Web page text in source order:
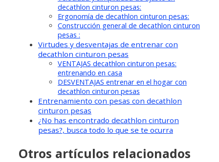
decathlon cinturon pesas:
Ergonomía de decathlon cinturon pesas:
Construcción general de decathlon cinturon
pesas :
Virtudes y desventajas de entrenar con
decathlon cinturon pesas
VENTAJAS decathlon cinturon pesas:
entrenando en casa
DESVENTAJAS entrenar en el hogar con
decathlon cinturon pesas
Entrenamiento con pesas con decathlon
cinturon pesas
¿No has encontrado decathlon cinturon
pesas?, busca todo lo que se te ocurra
Otros artículos relacionados